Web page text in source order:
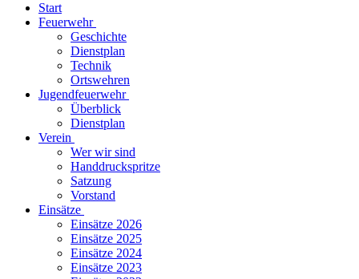
Start
Feuerwehr
Geschichte
Dienstplan
Technik
Ortswehren
Jugendfeuerwehr
Überblick
Dienstplan
Verein
Wer wir sind
Handdruckspritze
Satzung
Vorstand
Einsätze
Einsätze 2026
Einsätze 2025
Einsätze 2024
Einsätze 2023